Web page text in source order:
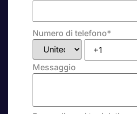
Numero di telefono*
Messaggio